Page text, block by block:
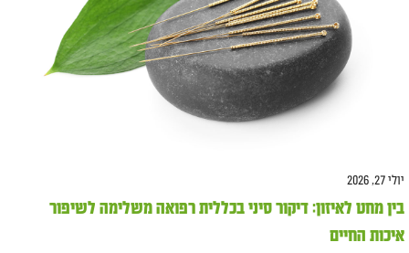
יולי 27, 2026
בין מחט לאיזון: דיקור סיני בכללית רפואה משלימה לשיפור
איכות החיים